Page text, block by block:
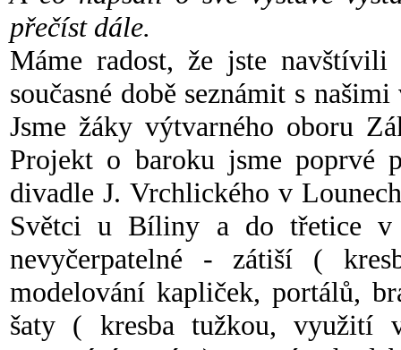
přečíst dále.
Máme radost, že jste
současné době seznámit s
Jsme žáky výtvarného oboru
Projekt o baroku jsme poprvé
divadle J. Vrchlického v
Světci u Bíliny a do třetice v
nevyčerpatelné - zátiší (
modelování kapliček, portálů,
šaty ( kresba tužkou, využití